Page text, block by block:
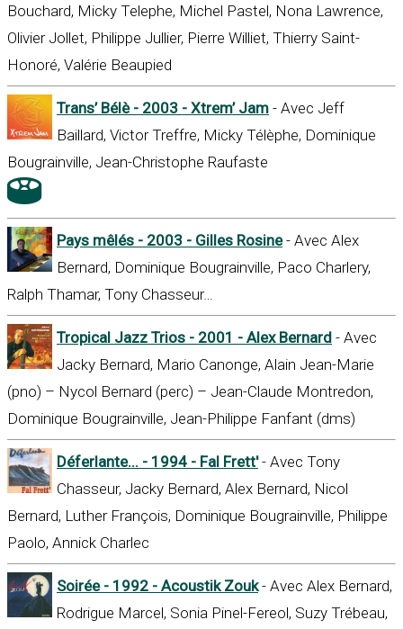
Bouchard, Micky Telephe, Michel Pastel, Nona Lawrence,
Olivier Jollet, Philippe Jullier, Pierre Williet, Thierry Saint-
Honoré, Valérie Beaupied
Trans’ Bélè - 2003 - Xtrem’ Jam - Avec Jeff
Baillard, Victor Treffre, Micky Télèphe, Dominique
Bougrainville, Jean-Christophe Raufaste
Pays mêlés - 2003 - Gilles Rosine- Avec Alex
Bernard, Dominique Bougrainville, Paco Charlery,
Ralph Thamar, Tony Chasseur…
Tropical Jazz Trios - 2001 - Alex Bernard - Avec
Jacky Bernard, Mario Canonge, Alain Jean-Marie
(pno) – Nycol Bernard (perc) – Jean-Claude Montredon,
Dominique Bougrainville, Jean-Philippe Fanfant (dms)
Déferlante... - 1994 - Fal Frett'- Avec Tony
Chasseur, Jacky Bernard, Alex Bernard, Nicol
Bernard, Luther François, Dominique Bougrainville, Philippe
Paolo, Annick Charlec
Soirée - 1992 - Acoustik Zouk- Avec Alex Bernard,
Rodrigue Marcel, Sonia Pinel-Fereol, Suzy Trébeau,